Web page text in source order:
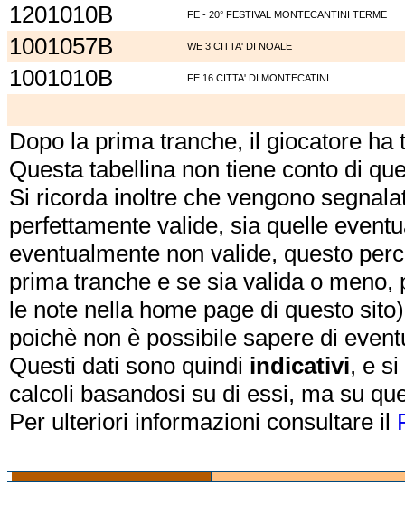
1201010B FE - 20° FESTIVAL MONTECANTINI TERME
1001057B WE 3 CITTA' DI NOALE
1001010B FE 16 CITTA' DI MONTECATINI
Dopo la prima tranche, il giocatore
Questa tabellina non tiene conto di
Si ricorda inoltre che vengono
perfettamente valide, sia quelle
eventualmente non valide, questo
prima tranche e se sia valida o
le note nella home page di questo
poichè non è possibile sapere di
Questi dati sono quindi indicativi, e
calcoli basandosi su di essi, ma su
Per ulteriori informazioni consultare il